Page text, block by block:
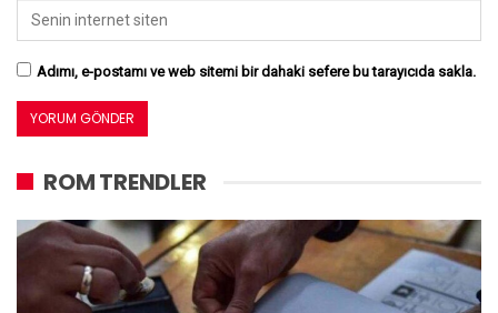
Adımı, e-postamı ve web sitemi bir dahaki sefere bu tarayıcıda sakla.
ROM TRENDLER